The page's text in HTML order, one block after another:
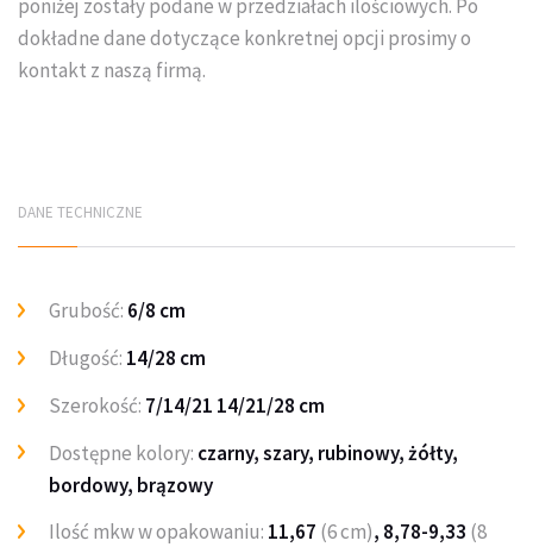
poniżej zostały podane w przedziałach ilościowych. Po
dokładne dane dotyczące konkretnej opcji prosimy o
kontakt z naszą firmą.
DANE TECHNICZNE
Grubość: 6/8 cm
Długość: 14/28 cm
Szerokość: 7/14/21 14/21/28 cm
Dostępne kolory: czarny, szary, rubinowy, żółty,
bordowy, brązowy
Ilość mkw w opakowaniu: 11,67 (6 cm), 8,78-9,33 (8